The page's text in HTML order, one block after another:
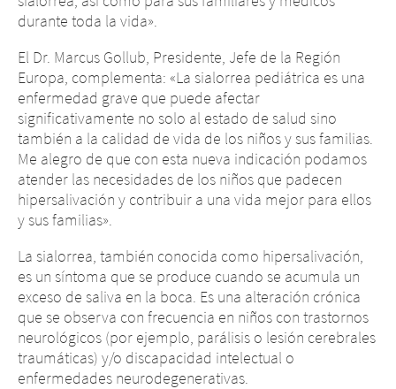
durante toda la vida».
El Dr. Marcus Gollub, Presidente, Jefe de la Región
Europa, complementa: «La sialorrea pediátrica es una
enfermedad grave que puede afectar
significativamente no solo al estado de salud sino
también a la calidad de vida de los niños y sus familias.
Me alegro de que con esta nueva indicación podamos
atender las necesidades de los niños que padecen
hipersalivación y contribuir a una vida mejor para ellos
y sus familias».
La sialorrea, también conocida como hipersalivación,
es un síntoma que se produce cuando se acumula un
exceso de saliva en la boca. Es una alteración crónica
que se observa con frecuencia en niños con trastornos
neurológicos (por ejemplo, parálisis o lesión cerebrales
traumáticas) y/o discapacidad intelectual o
enfermedades neurodegenerativas.